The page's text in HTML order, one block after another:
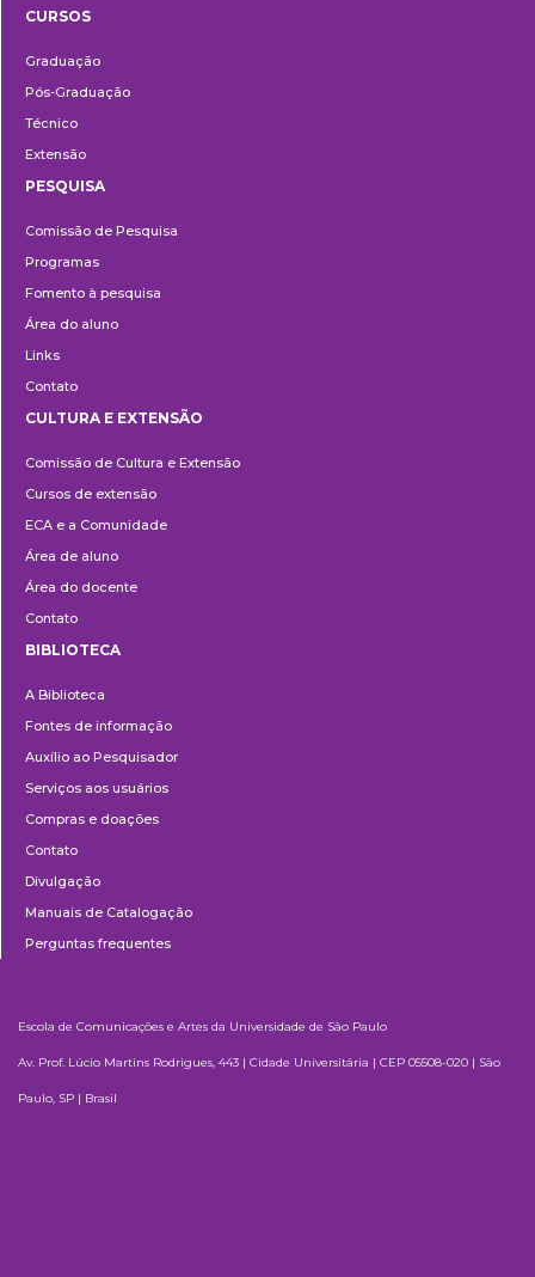
CURSOS
Graduação
Pós-Graduação
Técnico
Extensão
PESQUISA
Comissão de Pesquisa
Programas
Fomento à pesquisa
Área do aluno
Links
Contato
e
Extensão
CULTURA E EXTENSÃO
Comissão de Cultura e Extensão
Cursos de extensão
ECA e a Comunidade
Área de aluno
Área do docente
Contato
BIBLIOTECA
A Biblioteca
Fontes de informação
Auxílio ao Pesquisador
Serviços aos usuários
Compras e doações
Contato
Divulgação
Manuais de Catalogação
Perguntas frequentes
Escola de Comunicações e Artes da Universidade de São Paulo
Av. Prof. Lúcio Martins Rodrigues, 443 | Cidade Universitária | CEP 05508-020 | São
Paulo, SP | Brasil